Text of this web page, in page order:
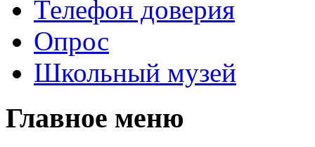
Телефон доверия
Опрос
Школьный музей
Главное меню